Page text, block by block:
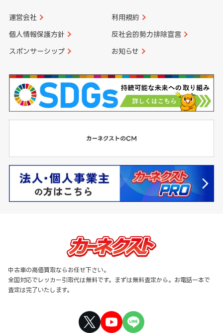
運営会社 利用規約
個人情報保護方針 反社会的勢力排除宣言
スポンサーシップ お知らせ
中古車の高価買取ならお任せ下さい。
全国対応でレッカー引取代は無料です。まずは無料査定から。お電話一本で
査定は完了いたします。